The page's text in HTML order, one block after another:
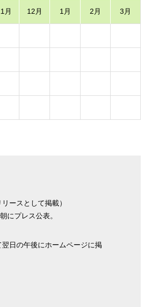
月 12月 1月 2月 3月
ースとして掲載）
にプレス公表。
日の午後にホームページに掲